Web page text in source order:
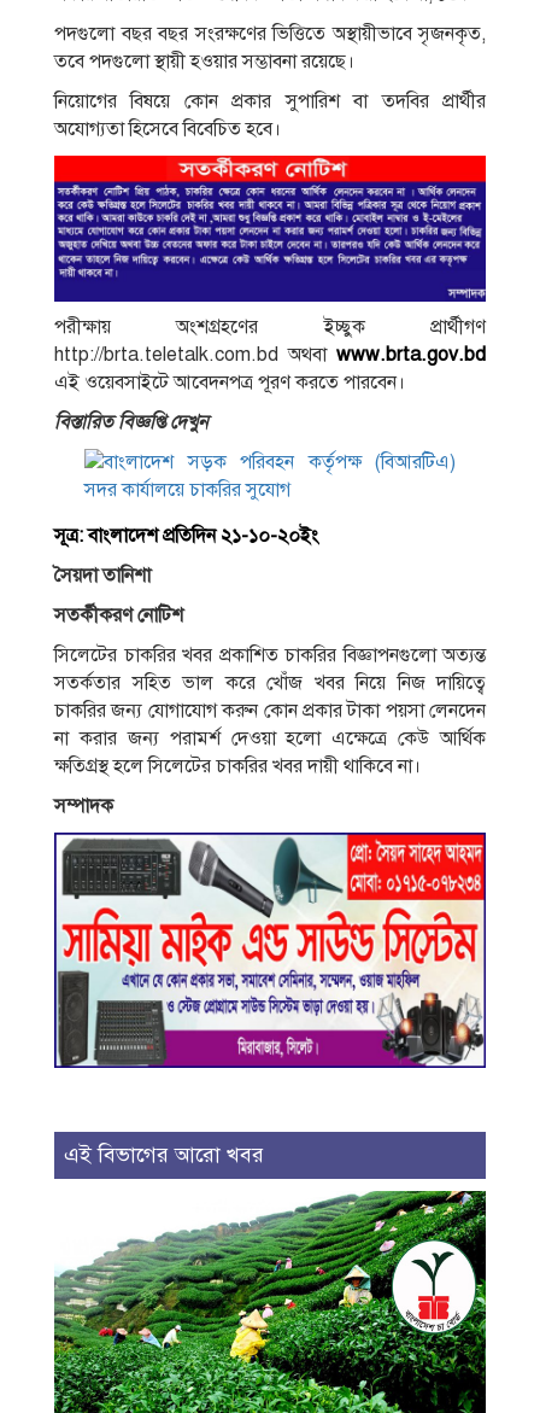
পদগুলাে বছর বছর সংরক্ষণের ভিত্তিতে অস্থায়ীভাবে সৃজনকৃত,
তবে পদগুলাে স্থায়ী হওয়ার সম্ভাবনা রয়েছে।
নিয়ােগের বিষয়ে কোন প্রকার সুপারিশ বা তদবির প্রার্থীর
অযােগ্যতা হিসেবে বিবেচিত হবে।
পরীক্ষায় অংশগ্রহণের ইচ্ছুক প্রার্থীগণ
http://brta.teletalk.com.bd অথবা www.brta.gov.bd
এই ওয়েবসাইটে আবেদনপত্র পূরণ করতে পারবেন।
বিস্তারিত বিজ্ঞপ্তি দেখুন
সূত্র: বাংলাদেশ প্রতিদিন ২১-১০-২০ইং
সৈয়দা তানিশা
সতর্কীকরণ নােটিশ
সিলেটের চাকরির খবর প্রকাশিত চাকরির বিজ্ঞাপনগুলাে অত্যন্ত
সতর্কতার সহিত ভাল করে খোঁজ খবর নিয়ে নিজ দায়িত্বে
চাকরির জন্য যােগাযােগ করুন কোন প্রকার টাকা পয়সা লেনদেন
না করার জন্য পরামর্শ দেওয়া হলাে এক্ষেত্রে কেউ আর্থিক
ক্ষতিগ্রস্থ হলে সিলেটের চাকরির খবর দায়ী থাকিবে না।
সম্পাদক
এই বিভাগের আরো খবর